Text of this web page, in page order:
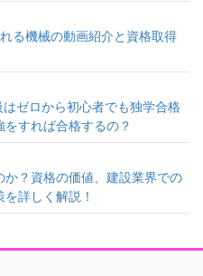
る機械の動画紹介と資格取得
ゼロから初心者でも独学合格
すれば合格するの？
？資格の価値、建設業界での
詳しく解説！